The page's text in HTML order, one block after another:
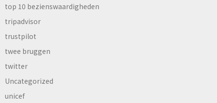
top 10 bezienswaardigheden
tripadvisor
trustpilot
twee bruggen
twitter
Uncategorized
unicef